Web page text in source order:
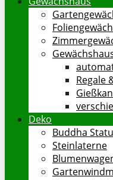
Regale
Deko
Buddha
Steinlaterne